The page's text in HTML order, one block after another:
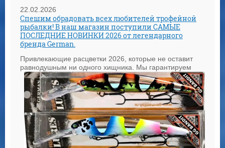
22.02.2026
Спешим обрадовать всех любителей трофейной
рыбалки! В наш магазин поступили САМЫЕ
ПОСЛЕДНИЕ НОВИНКИ 2026 от легендарного
бренда German.
Привлекающие расцветки 2026, которые не оставит
равнодушным ни одного хищника. Мы гарантируем